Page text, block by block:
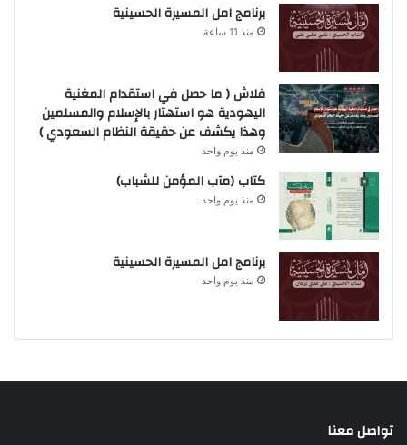
برنامج امل المسيرة الحسينية
منذ 11 ساعة
فلاش ( ما حصل في استقدام المغنية
اليهودية هو استهتار بالإسلام والمسلمين
وهذا يكشف عن حقيقة النظام السعودي )
منذ يوم واحد
كتاب (مآب المؤمن للشباب)
منذ يوم واحد
برنامج امل المسيرة الحسينية
منذ يوم واحد
تواصل معنا